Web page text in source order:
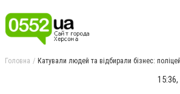
Головна Катували людей та відбирали бізнес: